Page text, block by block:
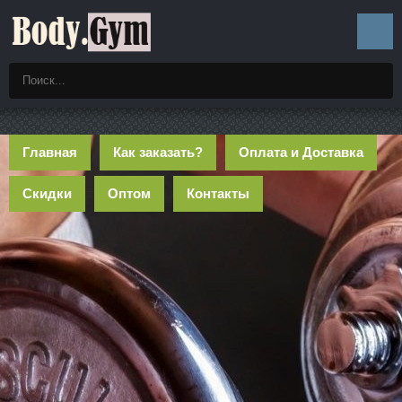
Главная Как заказать? Оплата и Доставка
Скидки Оптом Контакты